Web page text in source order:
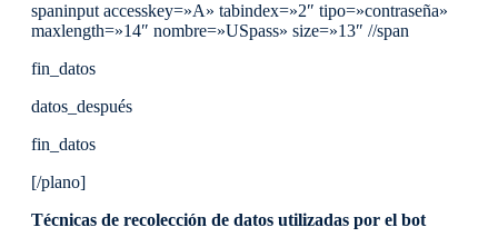
spaninput accesskey=»A» tabindex=»2″ tipo=»contraseña»
maxlength=»14″ nombre=»USpass» size=»13″ //span
fin_datos
datos_después
fin_datos
[/plano]
Técnicas de recolección de datos utilizadas por el bot